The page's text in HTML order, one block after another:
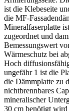
ist die Klebeseite
die MF-
Mineralfaserplatte
zugeordnet und
Bemessungswert
Wärmeschutz bei
Hoch
ungefähr 1 ist die
die Dämmplatte zu
nichtbrennbares
mineralischer
30 cm benötigt wird